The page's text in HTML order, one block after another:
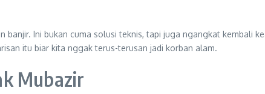
Ini bukan cuma solusi teknis, tapi juga ngangkat kembali
itu biar kita nggak terus-terusan jadi korban alam.
Mubazir